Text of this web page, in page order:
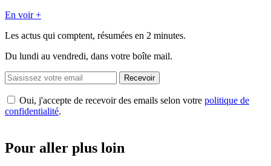
En voir +
Les actus qui comptent, résumées en 2 minutes.
Du lundi au vendredi, dans votre boîte mail.
Recevoir
Oui, j'accepte de recevoir des emails selon votre politique de
confidentialité.
Pour aller plus loin